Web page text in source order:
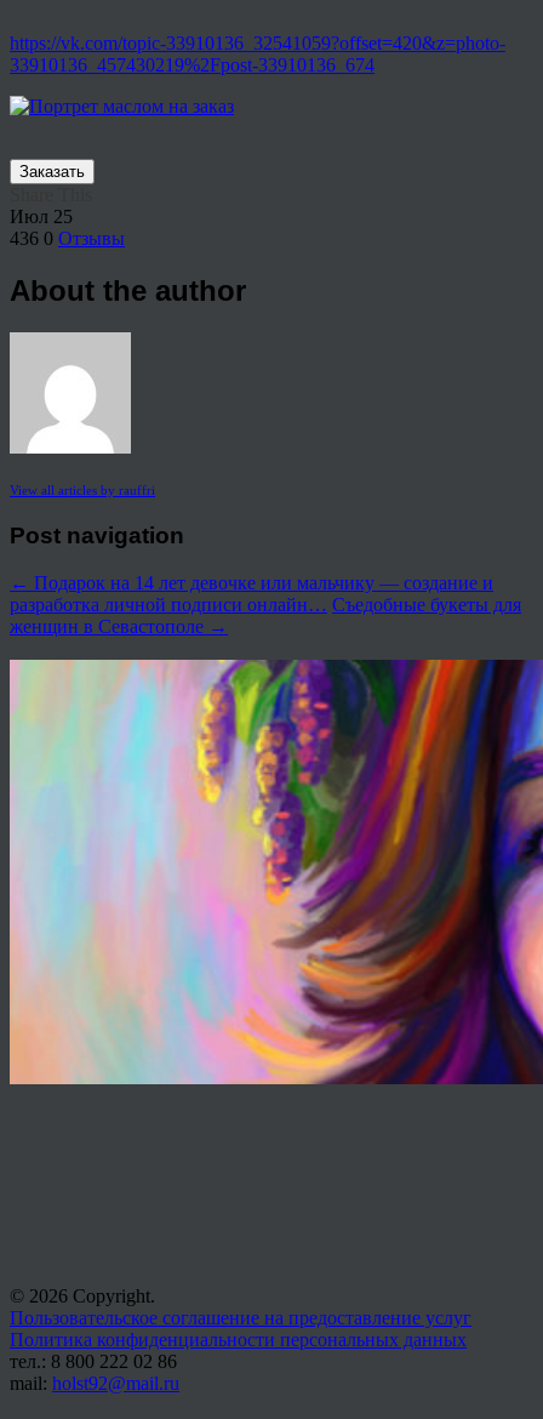
https://vk.com/topic-33910136_32541059?offset=420&z=photo-
33910136_457430219%2Fpost-33910136_674
Заказать
Июл 25
436 0 Отзывы
About the author
View all articles by rauffri
Post navigation
← Подарок на 14 лет девочке или мальчику — создание и
разработка личной подписи онлайн… Съедобные букеты для
женщин в Севастополе →
© 2026 Copyright.
Пользовательское соглашение на предоставление услуг
Политика конфиденциальности персональных данных
тел.: 8 800 222 02 86
mail: holst92@mail.ru